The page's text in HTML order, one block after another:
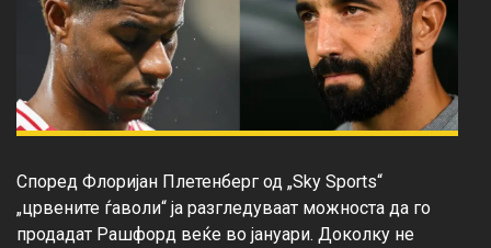
Според Флоријан Плетенберг од „Sky Sports“
„црвените ѓаволи“ ја разгледуваат можноста да го
продадат Рашфорд веќе во јануари. Доколку не